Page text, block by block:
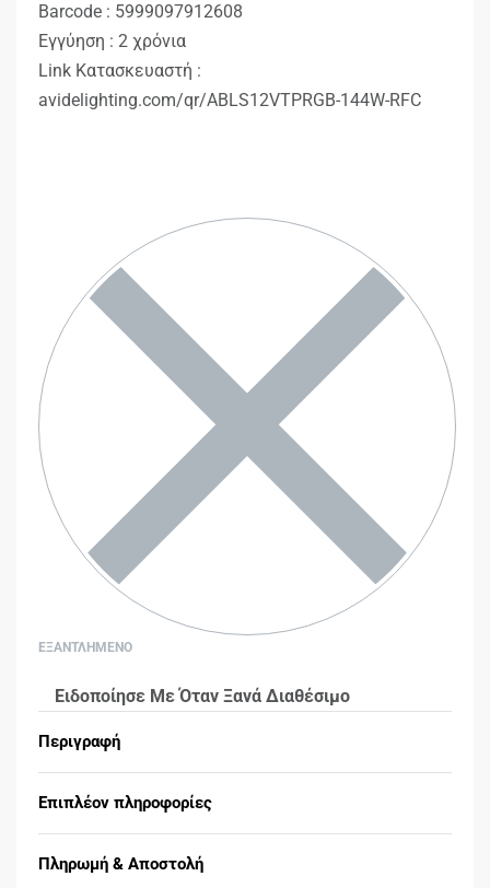
Barcode : 5999097912608
Εγγύηση : 2 χρόνια
Link Κατασκευαστή :
avidelighting.com/qr/ABLS12VTPRGB-144W-RFC
ΕΞΑΝΤΛΗΜΕΝΟ
Ειδοποίησε Με Όταν Ξανά Διαθέσιμο
Περιγραφή
Επιπλέον πληροφορίες
Πληρωμή & Αποστολή